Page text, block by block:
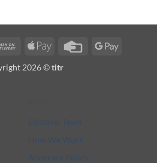
Cash
Delivery
Apple
Credit
Google
2026 ©titr
Editorial Team
How We Work
Accuracy Policy